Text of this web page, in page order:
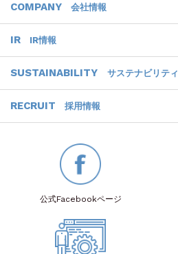
COMPANY 会社情報
IR IR情報
SUSTAINABILITY サステナビリティ
RECRUIT 採用情報
公式Facebookページ